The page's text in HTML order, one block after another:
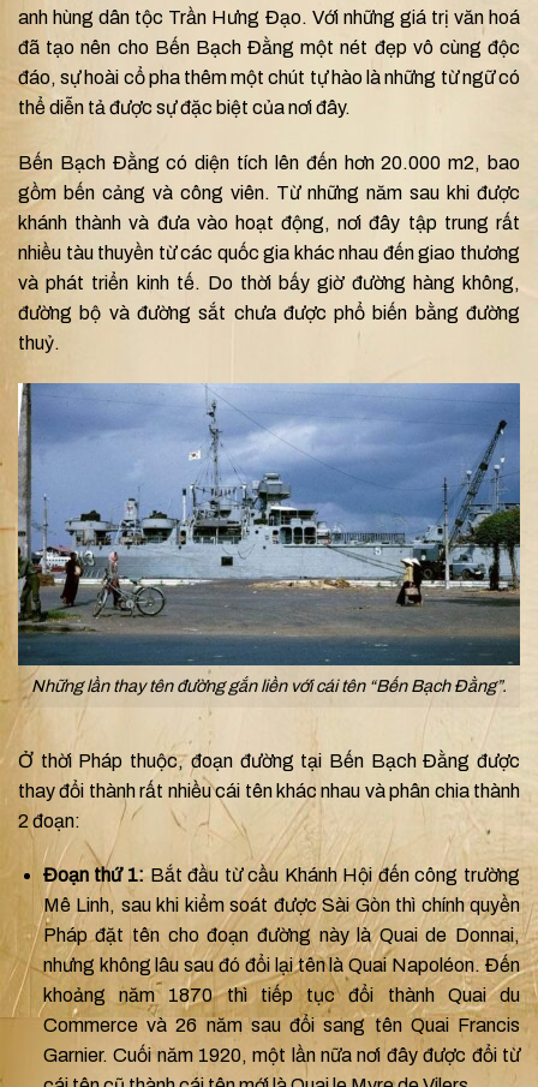
anh hùng dân tộc Trần Hưng Đạo. Với những giá trị văn hoá
đã tạo nên cho Bến Bạch Đằng một nét đẹp vô cùng độc
đáo, sự hoài cổ pha thêm một chút tự hào là những từ ngữ có
thể diễn tả được sự đặc biệt của nơi đây.
Bến Bạch Đằng có diện tích lên đến hơn 20.000 m2, bao
gồm bến cảng và công viên. Từ những năm sau khi được
khánh thành và đưa vào hoạt động, nơi đây tập trung rất
nhiều tàu thuyền từ các quốc gia khác nhau đến giao thương
và phát triển kinh tế. Do thời bấy giờ đường hàng không,
đường bộ và đường sắt chưa được phổ biến bằng đường
thuỷ.
Những lần thay tên đường gắn liền với cái tên “Bến Bạch Đằng”.
Ở thời Pháp thuộc, đoạn đường tại Bến Bạch Đằng được
thay đổi thành rất nhiều cái tên khác nhau và phân chia thành
2 đoạn:
Đoạn thứ 1:Bắt đầu từ cầu Khánh Hội đến công trường
Mê Linh, sau khi kiểm soát được Sài Gòn thì chính quyền
Pháp đặt tên cho đoạn đường này là Quai de Donnai,
nhưng không lâu sau đó đổi lại tên là Quai Napoléon. Đến
khoảng năm 1870 thì tiếp tục đổi thành Quai du
Commerce và 26 năm sau đổi sang tên Quai Francis
Garnier. Cuối năm 1920, một lần nữa nơi đây được đổi từ